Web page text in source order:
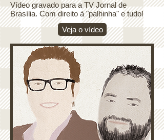
Vídeo gravado para a TV Jornal de
Brasília. Com direito à "palhinha" e tudo!
Veja o vídeo